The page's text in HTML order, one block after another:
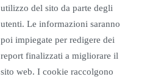
utilizzo del sito da parte degli
utenti. Le informazioni saranno
poi impiegate per redigere dei
report finalizzati a migliorare il
sito web. I cookie raccolgono